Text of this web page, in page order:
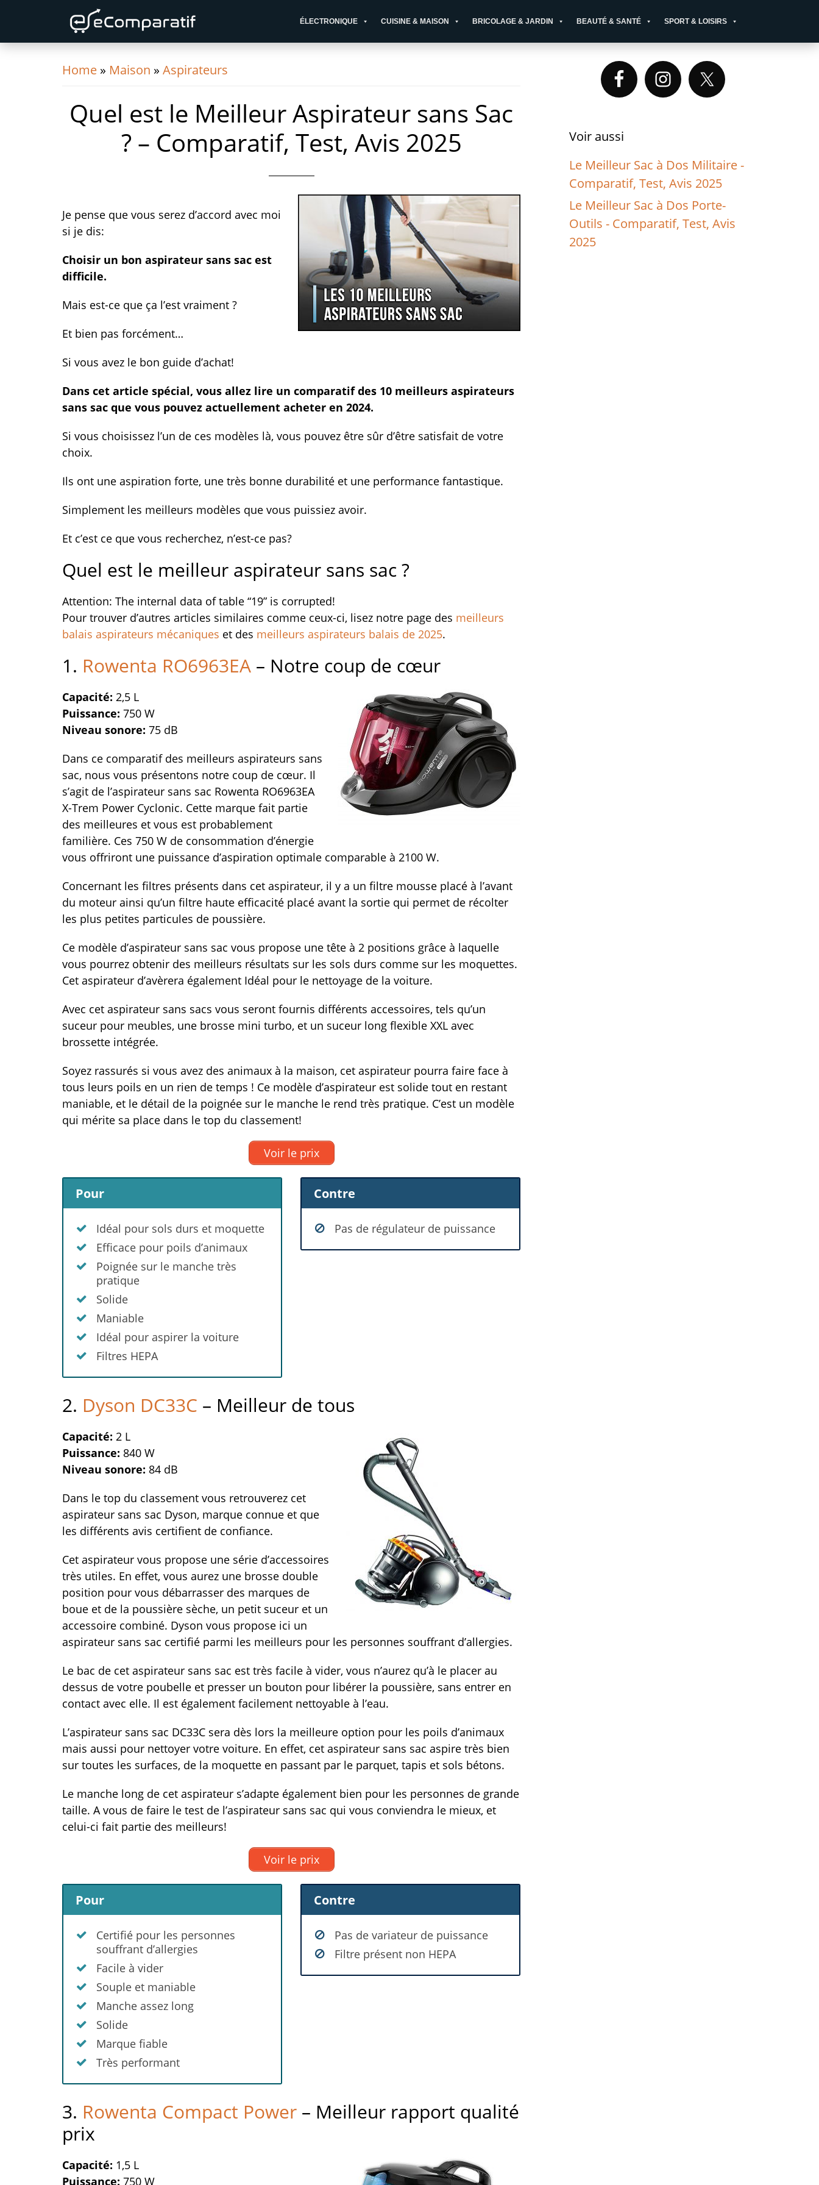
primary
navigation
content
primary
ÉLECTRONIQUE CUISINE & MAISON BRICOLAGE & JARDIN BEAUTÉ & SANTÉ SPORT & LOISIRS
Home » Maison » Aspirateurs
Quel est le Meilleur Aspirateur sans Sac
? – Comparatif, Test, Avis 2025
Je pense que vous serez d’accord avec moi
si je dis:
Choisir un bon aspirateur sans sac est
difficile.
Mais est-ce que ça l’est vraiment ?
Et bien pas forcément…
Si vous avez le bon guide d’achat!
Dans cet article spécial, vous allez lire un comparatif des 10 meilleurs aspirateurs
sans sac que vous pouvez actuellement acheter en 2024.
Si vous choisissez l’un de ces modèles là, vous pouvez être sûr d’être satisfait de votre
choix.
Ils ont une aspiration forte, une très bonne durabilité et une performance fantastique.
Simplement les meilleurs modèles que vous puissiez avoir.
Et c’est ce que vous recherchez, n’est-ce pas?
Quel est le meilleur aspirateur sans sac ?
Attention: The internal data of table “19” is corrupted!
Pour trouver d’autres articles similaires comme ceux-ci, lisez notre page des meilleurs
balais aspirateurs mécaniques et des meilleurs aspirateurs balais de 2025.
1. Rowenta RO6963EA – Notre coup de cœur
Capacité: 2,5 L
Puissance: 750 W
Niveau sonore: 75 dB
Dans ce comparatif des meilleurs aspirateurs sans
sac, nous vous présentons notre coup de cœur. Il
s’agit de l’aspirateur sans sac Rowenta RO6963EA
X-Trem Power Cyclonic. Cette marque fait partie
des meilleures et vous est probablement
familière. Ces 750 W de consommation d’énergie
vous offriront une puissance d’aspiration optimale comparable à 2100 W.
Concernant les filtres présents dans cet aspirateur, il y a un filtre mousse placé à l’avant
du moteur ainsi qu’un filtre haute efficacité placé avant la sortie qui permet de récolter
les plus petites particules de poussière.
Ce modèle d’aspirateur sans sac vous propose une tête à 2 positions grâce à laquelle
vous pourrez obtenir des meilleurs résultats sur les sols durs comme sur les moquettes.
Cet aspirateur d’avèrera également Idéal pour le nettoyage de la voiture.
Avec cet aspirateur sans sacs vous seront fournis différents accessoires, tels qu’un
suceur pour meubles, une brosse mini turbo, et un suceur long flexible XXL avec
brossette intégrée.
Soyez rassurés si vous avez des animaux à la maison, cet aspirateur pourra faire face à
tous leurs poils en un rien de temps ! Ce modèle d’aspirateur est solide tout en restant
maniable, et le détail de la poignée sur le manche le rend très pratique. C’est un modèle
qui mérite sa place dans le top du classement!
Voir le prix
Pour
Idéal pour sols durs et moquette
Efficace pour poils d’animaux
Poignée sur le manche très
pratique
Solide
Maniable
Idéal pour aspirer la voiture
Filtres HEPA
Contre
Pas de régulateur de puissance
2. Dyson DC33C – Meilleur de tous
Capacité: 2 L
Puissance: 840 W
Niveau sonore: 84 dB
Dans le top du classement vous retrouverez cet
aspirateur sans sac Dyson, marque connue et que
les différents avis certifient de confiance.
Cet aspirateur vous propose une série d’accessoires
très utiles. En effet, vous aurez une brosse double
position pour vous débarrasser des marques de
boue et de la poussière sèche, un petit suceur et un
accessoire combiné. Dyson vous propose ici un
aspirateur sans sac certifié parmi les meilleurs pour les personnes souffrant d’allergies.
Le bac de cet aspirateur sans sac est très facile à vider, vous n’aurez qu’à le placer au
dessus de votre poubelle et presser un bouton pour libérer la poussière, sans entrer en
contact avec elle. Il est également facilement nettoyable à l’eau.
L’aspirateur sans sac DC33C sera dès lors la meilleure option pour les poils d’animaux
mais aussi pour nettoyer votre voiture. En effet, cet aspirateur sans sac aspire très bien
sur toutes les surfaces, de la moquette en passant par le parquet, tapis et sols bétons.
Le manche long de cet aspirateur s’adapte également bien pour les personnes de grande
taille. A vous de faire le test de l’aspirateur sans sac qui vous conviendra le mieux, et
celui-ci fait partie des meilleurs!
Voir le prix
Pour
Certifié pour les personnes
souffrant d’allergies
Facile à vider
Souple et maniable
Manche assez long
Solide
Marque fiable
Très performant
Contre
Pas de variateur de puissance
Filtre présent non HEPA
3. Rowenta Compact Power – Meilleur rapport qualité
prix
Capacité: 1,5 L
Puissance: 750 W
Primary
Sidebar
Voir aussi
Le Meilleur Sac à Dos Militaire -
Comparatif, Test, Avis 2025
Le Meilleur Sac à Dos Porte-
Outils - Comparatif, Test, Avis
2025